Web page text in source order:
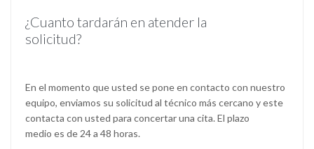
¿Cuanto tardarán en atender la
solicitud?
En el momento que usted se pone en contacto con nuestro
equipo, enviamos su solicitud al técnico más cercano y este
contacta con usted para concertar una cita. El plazo
medio es de 24 a 48 horas.